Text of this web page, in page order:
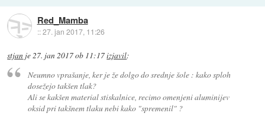
Red_Mamba
::27. jan 2017, 11:26
stjan je27. jan 2017 ob 11:17izjavil:
Neumno vprašanje, ker je že dolgo do srednje šole : kako sploh
dosežejo takšen tlak?
Ali se kakšen material stiskalnice, recimo omenjeni aluminijev
oksid pri takšnem tlaku nebi kako "spremenil" ?